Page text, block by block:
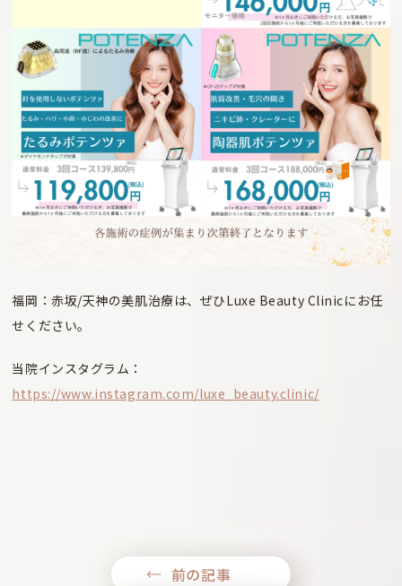
福岡：赤坂/天神の美肌治療は、ぜひLuxe Beauty Clinicにお任
せください。
当院インスタグラム：
https://www.instagram.com/luxe_beauty.clinic/
前の記事